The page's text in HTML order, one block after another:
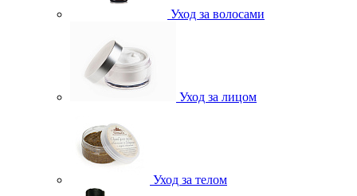
Уход за волосами
Уход за лицом
Уход за телом